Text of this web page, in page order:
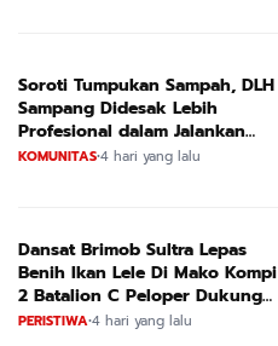
Soroti Tumpukan Sampah, DLH
Sampang Didesak Lebih
Profesional dalam Jalankan
Tugas
KOMUNITAS•4 hari yang lalu
Dansat Brimob Sultra Lepas
Benih Ikan Lele Di Mako Kompi
2 Batalion C Peloper Dukung
ketahanan Pangan Nasional
PERISTIWA•4 hari yang lalu